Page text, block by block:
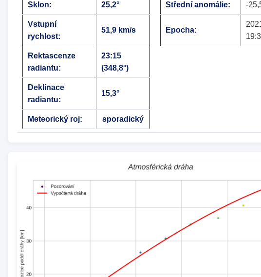
Sklon: 25,2°
Vstupní
rychlost:
51,9 km/s
Rektascenze
radiantu:
23:15
(348,8°)
Deklinace
radiantu:
15,3°
Meteorický roj: sporadický
Střední anomálie: -
Epocha: